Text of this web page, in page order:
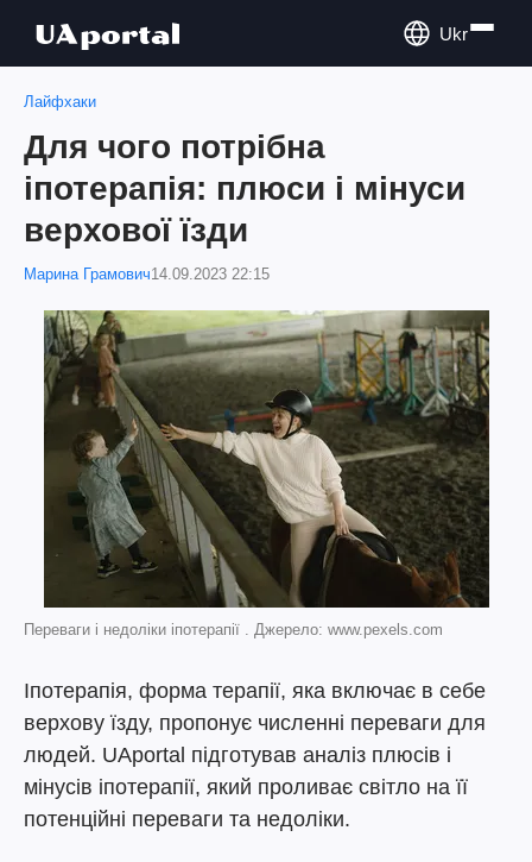
Ukr
Лайфхаки
Для чого потрібна
іпотерапія: плюси і мінуси
верхової їзди
Марина Грамович14.09.2023 22:15
Переваги і недоліки іпотерапії . Джерело: www.pexels.com
Іпотерапія, форма терапії, яка включає в себе
верхову їзду, пропонує численні переваги для
людей. UAportal підготував аналіз плюсів і
мінусів іпотерапії, який проливає світло на її
потенційні переваги та недоліки.